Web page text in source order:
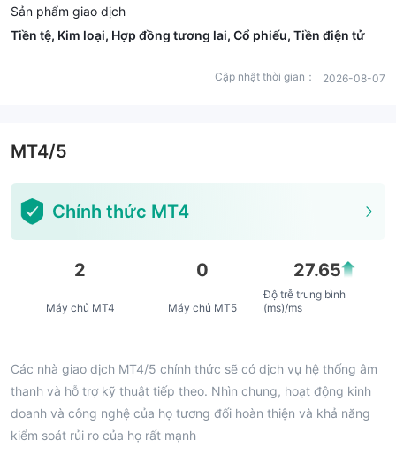
Sản phẩm giao dịch
Tiền tệ, Kim loại, Hợp đồng tương lai, Cổ phiếu, Tiền điện tử
Cập nhật thời gian： 2026-08-07
MT4/5
Chính thức MT4
2
Máy chủ MT4
0
Máy chủ MT5
27.65
Độ trễ trung bình
(ms)/ms
Các nhà giao dịch MT4/5 chính thức sẽ có dịch vụ hệ thống âm
thanh và hỗ trợ kỹ thuật tiếp theo. Nhìn chung, hoạt động kinh
doanh và công nghệ của họ tương đối hoàn thiện và khả năng
kiểm soát rủi ro của họ rất mạnh